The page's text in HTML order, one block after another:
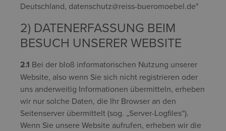
Deutschland, datenschutz@reiss-bueromoebel.de"
2) DATENERFASSUNG BEIM
BESUCH UNSERER WEBSITE
2.1 Bei der bloß informatorischen Nutzung unserer
Website, also wenn Sie sich nicht registrieren oder
uns anderweitig Informationen übermitteln, erheben
wir nur solche Daten, die Ihr Browser an den
Seitenserver übermittelt (sog. „Server-Logfiles“).
Wenn Sie unsere Website aufrufen, erheben wir die